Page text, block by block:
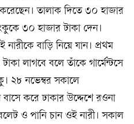
করেছেন। তালাক দিতে ৩০ হাজার
৩০ হাজার টাকা দেন।
বাড়ি নিয়ে যান। প্রথম
লাগবে বলে তাঁকে গার্মেন্টসে
২৮ নভেম্বর সকালে
করে ঢাকার উদ্দেশে রওনা
ও পানি চান ওই নারী। সকাল